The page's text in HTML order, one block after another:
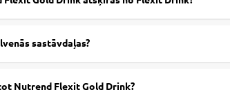
vitamīns), holekalciferols (D vitamīns),
sastāvdaļas?
Nutrend Flexit Gold Drink?